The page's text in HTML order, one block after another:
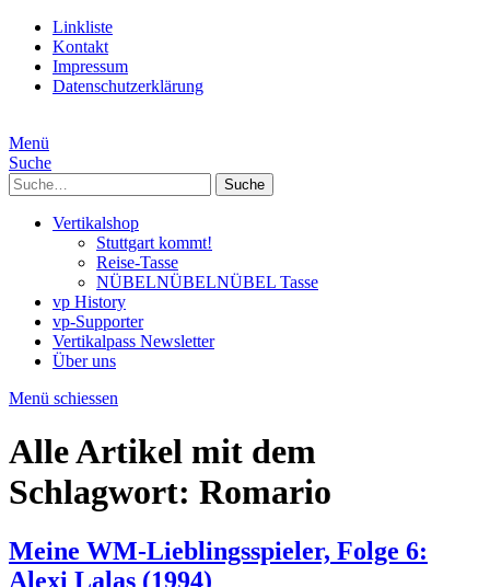
Linkliste
Kontakt
Impressum
Datenschutzerklärung
Menü
Suche
Suche
Vertikalshop
Stuttgart kommt!
Reise-Tasse
NÜBELNÜBELNÜBEL Tasse
vp History
vp-Supporter
Vertikalpass Newsletter
Über uns
Menü schiessen
Alle Artikel mit dem
Schlagwort: Romario
Meine WM-Lieblingsspieler, Folge 6:
Alexi Lalas (1994)